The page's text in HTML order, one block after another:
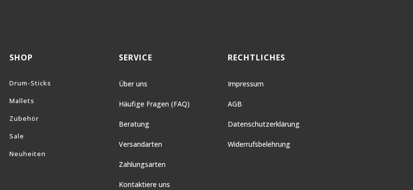
SHOP
Drum-Sticks
Mallets
Zubehör
Sale
Neuheiten
SERVICE
Über uns
Häufige Fragen (FAQ)
Beratung
Versandarten
Zahlungsarten
Kontaktiere uns
RECHTLICHES
Impressum
AGB
Datenschutzerklärung
Widerrufsbelehrung